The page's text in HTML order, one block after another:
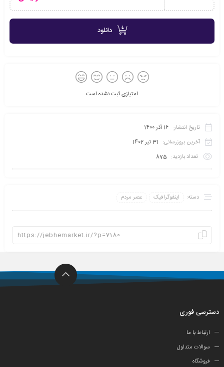
دانلود
امتیازی ثبت نشده است
تاریخ انتشار: 16 آذر 1400
آخرین بروزرسانی: 31 تیر 1402
تعداد بازدید: 875
دسته: اینفو‌گرافیک عصر مردم
دسترسی فوری
ارتباط با ما
سوالات متداول
فروشگاه